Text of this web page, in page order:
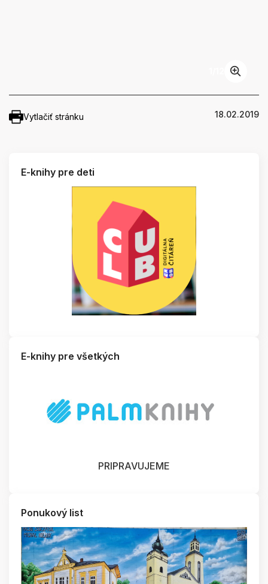
Vytlačiť stránku 18.02.2019
E-knihy pre deti
E-knihy pre všetkých
PRIPRAVUJEME
Ponukový list